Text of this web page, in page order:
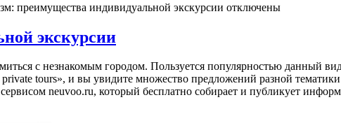
преимущества индивидуальной экскурсии отключены
экскурсии
с незнакомым городом. Пользуется популярностью данный
tours», и вы увидите множество предложений разной
neuvoo.ru, который бесплатно собирает и публикует